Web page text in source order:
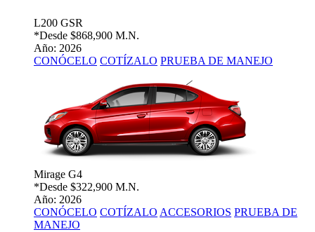
L200 GSR
*Desde $868,900 M.N.
Año: 2026
CONÓCELO COTÍZALO PRUEBA DE MANEJO
Mirage G4
*Desde $322,900 M.N.
Año: 2026
CONÓCELO COTÍZALO ACCESORIOS PRUEBA DE
MANEJO